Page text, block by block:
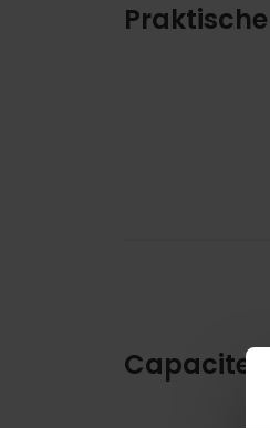
Capaciteit